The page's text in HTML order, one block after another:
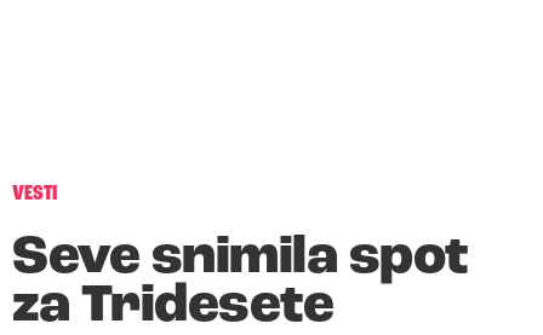
VESTI
Seve snimila spot
za Tridesete